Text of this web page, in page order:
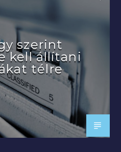
szerint
kell állítani
télre